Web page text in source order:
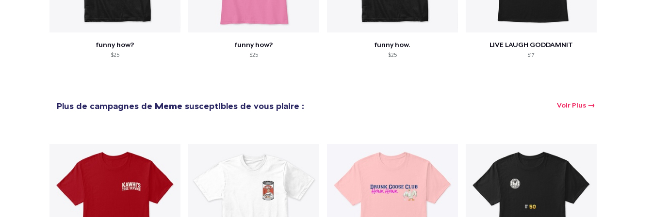
funny how?
$25
funny how?
$25
funny how.
$25
LIVE LAUGH GODDAMNIT
$17
Plus de campagnes de Meme susceptibles de vous plaire : Voir Plus
24,99 $US